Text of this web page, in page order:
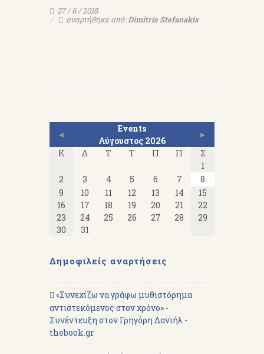
27 / 6 / 2018
αναρτήθηκε από:Dimitris Stefanakis
◄
Events
Αύγουστος 2026
►
Κ
Δ Τ Τ Π Π
Σ
1
2
3 4 5 6 7
8
9
10 11 12 13 14
15
16
17 18 19 20 21
22
23
24 25 26 27 28
29
30
31
Δημοφιλείς αναρτήσεις
«Συνεχίζω να γράφω μυθιστόρημα
αντιστεκόμενος στον χρόνο» -
Συνέντευξη στον Γρηγόρη Δανιήλ -
thebook.gr